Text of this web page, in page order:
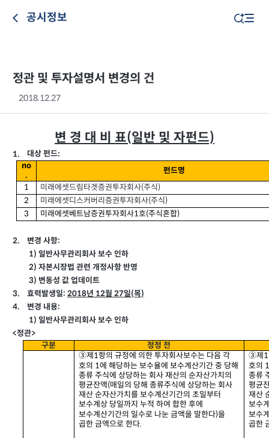
공시정보
정관 및 투자설명서 변경의 건
2018.12.27
변 경 대 비 표(일반 및 자펀드)
1. 대상 펀드:
no
.
펀드명
1
미래에셋드림타겟증권투자회사(주식)
2
미래에셋디스커버리증권투자회사(주식)
3
미래에셋베트남증권투자회사1호(주식혼합)
2.
변경 사항:
1) 일반사무관리회사 보수 인하
2) 자본시장법 관련 개정사항 반영
3) 변동성 값 업데이트
3.
효력발생일: 2018년 12월 27일(목)
4.
변경 내용:
1) 일반사무관리회사 보수 인하
<정관>
구분
정정 전
③제1항의 규정에 의한 투자회사보수는 다음 각
호의 1에 해당하는 보수율에 보수계산기간 중 당해
종류 주식에 상당하는 회사 재산의 순자산가치의
평균잔액(매일의 당해 종류주식에 상당하는 회사
재산 순자산가치를 보수계산기간의 초일부터
보수계상 당일까지 누적 하여 합한 후에
보수계산기간의 일수로 나눈 금액을 말한다)을
곱한 금액으로 한다.
③제1
호의 1
종류
평균
재산
보수
보수
곱한